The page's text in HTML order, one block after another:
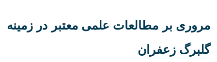
مروری بر مطالعات علمی معتبر در زمینه
گلبرگ زعفران